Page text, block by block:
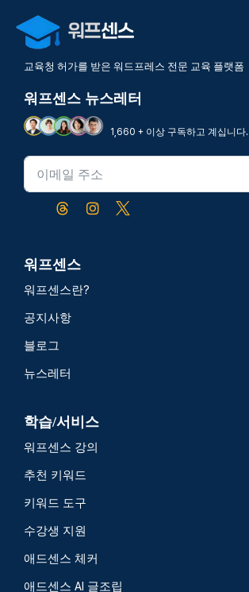
교육청 허가를 받은 워드프레스 전문 교육 플랫폼
워프센스 뉴스레터
1,660 + 이상 구독하고 계십니다.
워프센스
워프센스란?
공지사항
블로그
뉴스레터
학습/서비스
워프센스 강의
추천 키워드
키워드 도구
수강생 지원
애드센스 체커
애드센스 AI 글조립